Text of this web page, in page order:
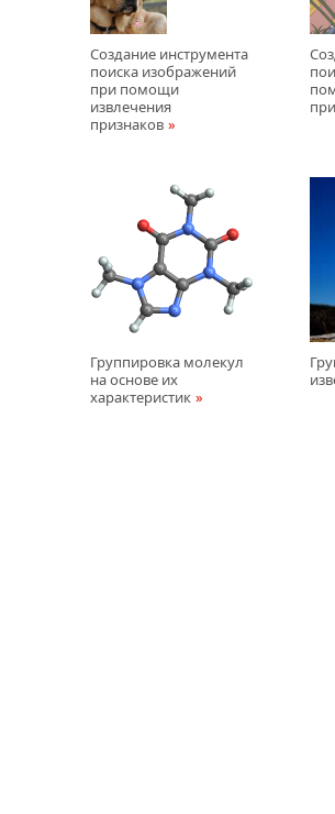
Создание инструмента
поиска изображений
при помощи
извлечения
признаков
Группировка молекул
на основе их
характеристик